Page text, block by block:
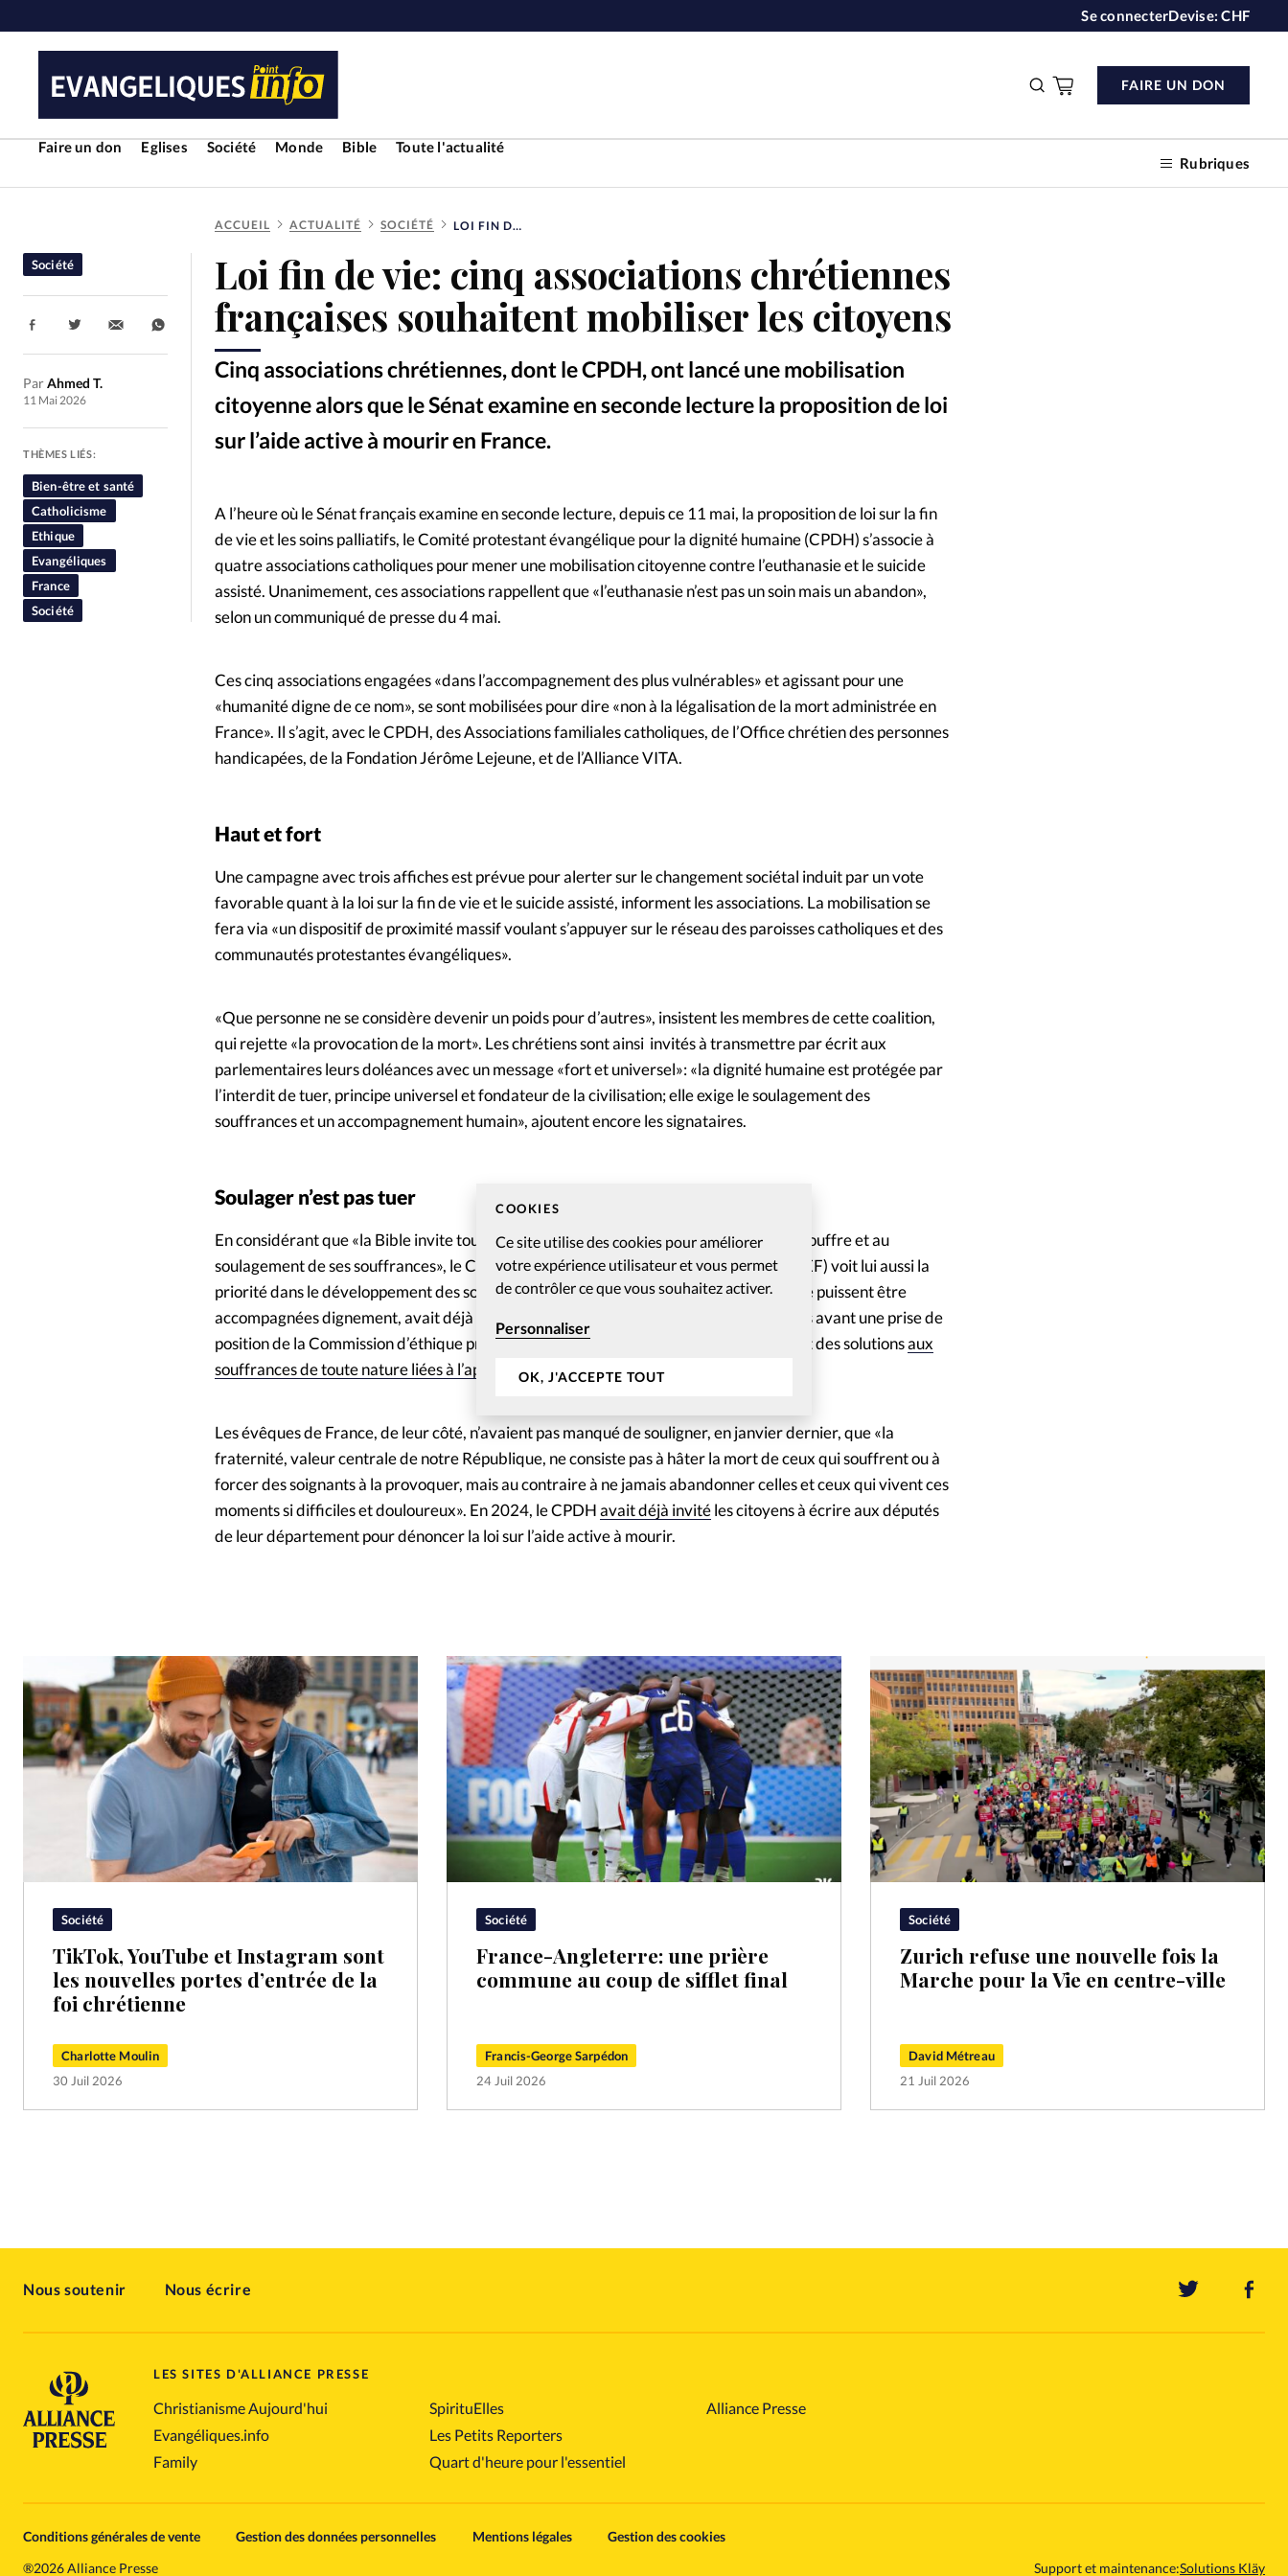
COOKIES
Ce site utilise des cookies pour améliorer
votre expérience utilisateur et vous permet
de contrôler ce que vous souhaitez activer.
Personnaliser
OK, J'ACCEPTE TOUT
Se connecterDevise:CHF
Faire un don Eglises Société Monde Bible
Toute l'actualité
Rubriques
FAIRE UN DON
RUBRIQUES
Toute l'actualité Bible
Culture
Economie
Eglises
Liberté religieuse
Mission
Monde
People
Faire un don
La rédaction
Changement d'adresse
Nous contacter
ACCUEIL ACTUALITÉ SOCIÉTÉ LOI FIN DE VIE: CINQ ASSOCIATIONS CHRÉTIENNES FRANÇAISES SOUHAITENT MOBILISER LES CITOYENS
Loi fin de vie: cinq associations chrétiennes
françaises souhaitent mobiliser les citoyens
Cinq associations chrétiennes, dont le CPDH, ont lancé une mobilisation
citoyenne alors que le Sénat examine en seconde lecture la proposition de loi
sur l’aide active à mourir en France.
Société
ParAhmed T.
11 Mai 2026
Partager:
THÈMES LIÉS:
Bien-être et santé
Catholicisme
Ethique
Evangéliques
France
Société
A l’heure où le Sénat français examine en seconde lecture, depuis ce 11 mai, la proposition de loi sur la fin
de vie et les soins palliatifs, le Comité protestant évangélique pour la dignité humaine (CPDH) s’associe à
quatre associations catholiques pour mener une mobilisation citoyenne contre l’euthanasie et le suicide
assisté. Unanimement, ces associations rappellent que «l’euthanasie n’est pas un soin mais un abandon»,
selon un communiqué de presse du 4 mai.
Ces cinq associations engagées «dans l’accompagnement des plus vulnérables» et agissant pour une
«humanité digne de ce nom», se sont mobilisées pour dire «non à la légalisation de la mort administrée en
France». Il s’agit, avec le CPDH, des Associations familiales catholiques, de l’Office chrétien des personnes
handicapées, de la Fondation Jérôme Lejeune, et de l’Alliance VITA.
Haut et fort
Une campagne avec trois affiches est prévue pour alerter sur le changement sociétal induit par un vote
favorable quant à la loi sur la fin de vie et le suicide assisté, informent les associations. La mobilisation se
fera via «un dispositif de proximité massif voulant s’appuyer sur le réseau des paroisses catholiques et des
communautés protestantes évangéliques».
«Que personne ne se considère devenir un poids pour d’autres», insistent les membres de cette coalition,
qui rejette «la provocation de la mort». Les chrétiens sont ainsi invités à transmettre par écrit aux
parlementaires leurs doléances avec un message «fort et universel»: «la dignité humaine est protégée par
l’interdit de tuer, principe universel et fondateur de la civilisation; elle exige le soulagement des
souffrances et un accompagnement humain», ajoutent encore les signataires.
Soulager n’est pas tuer
En considérant que «la Bible invite tous les chrétiens à la compassion envers celui qui souffre et au
soulagement de ses souffrances», le Conseil national des évangéliques de France (CNEF) voit lui aussi la
priorité dans le développement des soins palliatifs pour que des personnes en fin de vie puissent être
accompagnées dignement, avait déjà déclaré la faîtière en janvier 2023, peu de temps avant une prise de
position de la Commission d’éthique protestante évangélique, qui souhaitait avant tout des solutionsaux
souffrances de toute nature liées à l’approche de la mort.
Les évêques de France, de leur côté, n’avaient pas manqué de souligner, en janvier dernier, que «la
fraternité, valeur centrale de notre République, ne consiste pas à hâter la mort de ceux qui souffrent ou à
forcer des soignants à la provoquer, mais au contraire à ne jamais abandonner celles et ceux qui vivent ces
moments si difficiles et douloureux». En 2024, le CPDHavait déjà invitéles citoyens à écrire aux députés
de leur département pour dénoncer la loi sur l’aide active à mourir.
Société
TikTok, YouTube et Instagram sont
les nouvelles portes d’entrée de la
foi chrétienne
Charlotte Moulin
30 Juil 2026
Société
France-Angleterre: une prière
commune au coup de sifflet final
Francis-George Sarpédon
24 Juil 2026
Société
Zurich refuse une nouvelle fois la
Marche pour la Vie en centre-ville
David Métreau
21 Juil 2026
Nous soutenir Nous écrire
LES SITES D'ALLIANCE PRESSE
Christianisme Aujourd'hui
Evangéliques.info
Family
SpirituElles
Les Petits Reporters
Quart d'heure pour l'essentiel
Alliance Presse
Conditions générales de vente Gestion des données personnelles Mentions légales
Gestion des cookies
®2026 Alliance Presse Support et maintenance:Solutions Kläy